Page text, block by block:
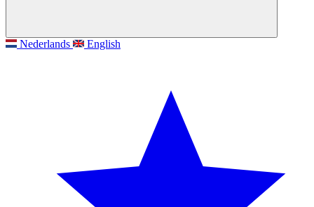
Nederlands English